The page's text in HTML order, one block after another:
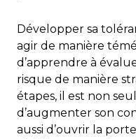
Développer sa
agir de manière
d’apprendre à
risque de manière
étapes, il est non
d’augmenter son
aussi d’ouvrir la